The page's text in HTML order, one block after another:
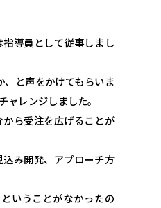
導員として従事しまし
と声をかけてもらいま
レンジしました。
ら受注を広げることが
み開発、アプローチ方
いうことがなかったの